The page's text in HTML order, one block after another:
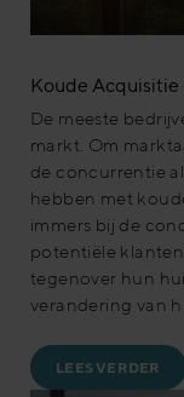
Koude
De meeste
markt. Om
de concurrentie
hebben met
immers bij de
potentiële
tegenover hun
verandering van
LEES VERDER